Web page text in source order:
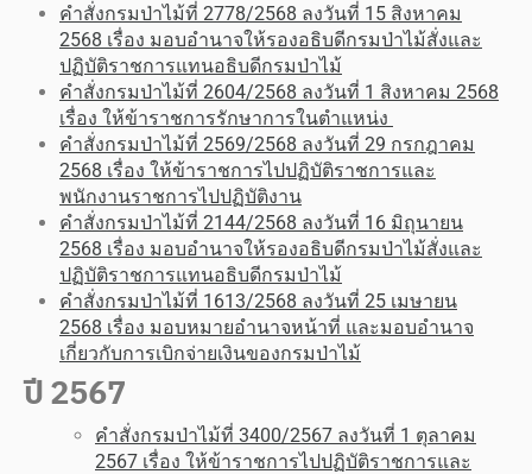
คำสั่งกรมป่าไม้ที่ 2778/2568 ลงวันที่ 15 สิงหาคม
2568 เรื่อง มอบอำนาจให้รองอธิบดีกรมป่าไม้สั่งและ
ปฏิบัติราชการแทนอธิบดีกรมป่าไม้
คำสั่งกรมป่าไม้ที่ 2604/2568 ลงวันที่ 1 สิงหาคม 2568
เรื่อง ให้ข้าราชการรักษาการในตำแหน่ง
คำสั่งกรมป่าไม้ที่ 2569/2568 ลงวันที่ 29 กรกฎาคม
2568 เรื่อง ให้ข้าราชการไปปฏิบัติราชการและ
พนักงานราชการไปปฏิบัติงาน
คำสั่งกรมป่าไม้ที่ 2144/2568 ลงวันที่ 16 มิถุนายน
2568 เรื่อง มอบอำนาจให้รองอธิบดีกรมป่าไม้สั่งและ
ปฏิบัติราชการแทนอธิบดีกรมป่าไม้
คำสั่งกรมป่าไม้ที่ 1613/2568 ลงวันที่ 25 เมษายน
2568 เรื่อง มอบหมายอำนาจหน้าที่ และมอบอำนาจ
เกี่ยวกับการเบิกจ่ายเงินของกรมป่าไม้
ปี 2567
คำสั่งกรมป่าไม้ที่ 3400/2567 ลงวันที่ 1 ตุลาคม
2567 เรื่อง ให้ข้าราชการไปปฏิบัติราชการและ